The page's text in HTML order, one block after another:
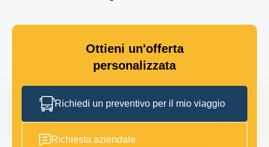
Ottieni un'offerta
personalizzata
Richiedi un preventivo per il mio viaggio
Richiesta aziendale